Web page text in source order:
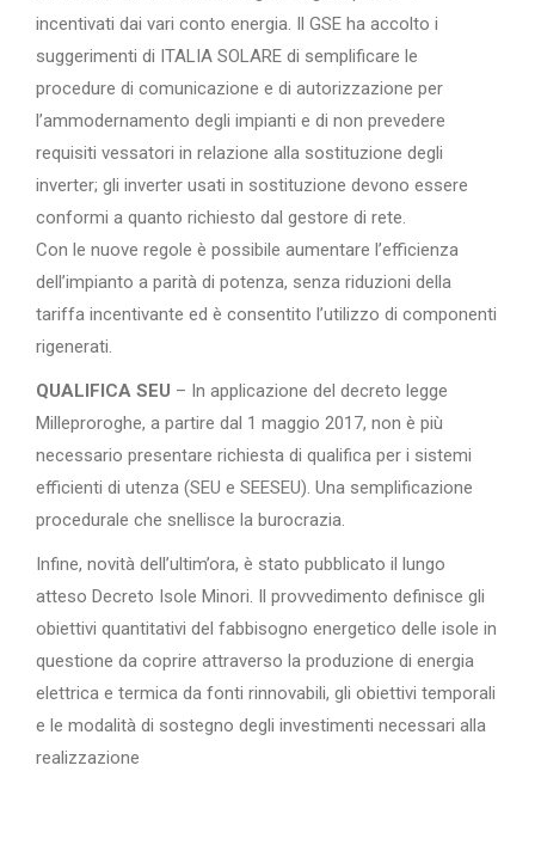
incentivati dai vari conto energia. Il GSE ha accolto i
suggerimenti di ITALIA SOLARE di semplificare le
procedure di comunicazione e di autorizzazione per
l’ammodernamento degli impianti e di non prevedere
requisiti vessatori in relazione alla sostituzione degli
inverter; gli inverter usati in sostituzione devono essere
conformi a quanto richiesto dal gestore di rete.
Con le nuove regole è possibile aumentare l’efficienza
dell’impianto a parità di potenza, senza riduzioni della
tariffa incentivante ed è consentito l’utilizzo di componenti
rigenerati.
QUALIFICA SEU – In applicazione del decreto legge
Milleproroghe, a partire dal 1 maggio 2017, non è più
necessario presentare richiesta di qualifica per i sistemi
efficienti di utenza (SEU e SEESEU). Una semplificazione
procedurale che snellisce la burocrazia.
Infine, novità dell’ultim’ora, è stato pubblicato il lungo
atteso Decreto Isole Minori. Il provvedimento definisce gli
obiettivi quantitativi del fabbisogno energetico delle isole in
questione da coprire attraverso la produzione di energia
elettrica e termica da fonti rinnovabili, gli obiettivi temporali
e le modalità di sostegno degli investimenti necessari alla
realizzazione